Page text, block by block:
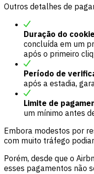
Outros detalhes de
Duração do
concluída em um
após o primeiro
Período de
após a estadia,
Limite de
um mínimo antes
Embora modestos por
com muito tráfego
Porém, desde que o
esses pagamentos não